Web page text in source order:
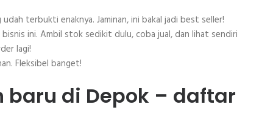
terbukti enaknya. Jaminan, ini bakal jadi best seller!
ini. Ambil stok sedikit dulu, coba jual, dan lihat sendiri
lagi!
Fleksibel banget!
baru di Depok – daftar